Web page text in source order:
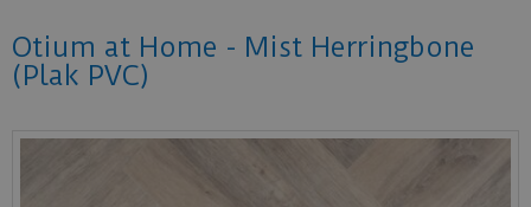
Otium at Home - Mist Herringbone
(Plak PVC)